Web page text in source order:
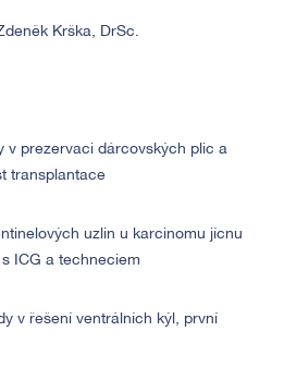
Krška, DrSc.
v prezervaci dárcovských plic a
transplantace
uzlin u karcinomu jícnu
ICG a techneciem
v řešení ventrálních kýl, první